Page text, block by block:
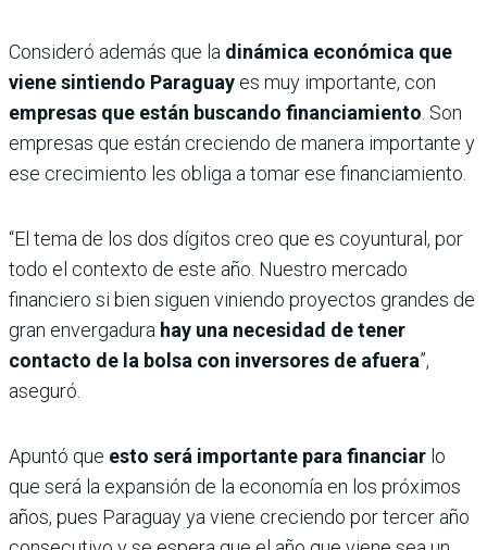
Consideró además que la dinámica económica que
viene sintiendo Paraguay es muy importante, con
empresas que están buscando financiamiento . Son
empresas que están creciendo de manera importante y
ese crecimiento les obliga a tomar ese financiamiento.
“El tema de los dos dígitos creo que es coyuntural, por
todo el contexto de este año. Nuestro mercado
financiero si bien siguen viniendo proyectos grandes de
gran envergadura hay una necesidad de tener
contacto de la bolsa con inversores de afuera”,
aseguró.
Apuntó que esto será importante para financiar lo
que será la expansión de la economía en los próximos
años, pues Paraguay ya viene creciendo por tercer año